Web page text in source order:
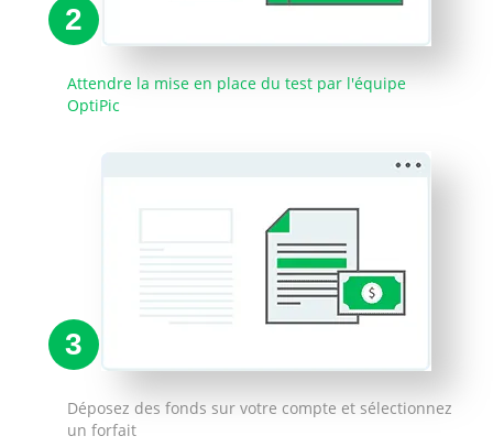
2
Attendre la mise en place du test par l'équipe
OptiPic
3
Déposez des fonds sur votre compte et sélectionnez
un forfait